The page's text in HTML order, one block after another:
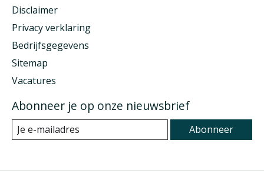
Disclaimer
Privacy verklaring
Bedrijfsgegevens
Sitemap
Vacatures
Abonneer je op onze nieuwsbrief
Abonneer